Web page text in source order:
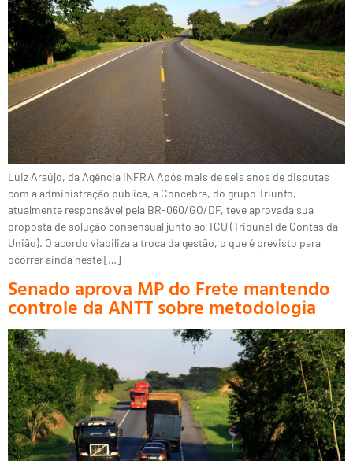
Luiz Araújo, da Agência iNFRA Após mais de seis anos de disputas
com a administração pública, a Concebra, do grupo Triunfo,
atualmente responsável pela BR-060/GO/DF, teve aprovada sua
proposta de solução consensual junto ao TCU (Tribunal de Contas da
União). O acordo viabiliza a troca da gestão, o que é previsto para
ocorrer ainda neste […]
Senado aprova MP do Frete mantendo
controle da ANTT sobre metodologia